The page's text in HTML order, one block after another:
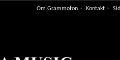
Om Grammofon Kontakt